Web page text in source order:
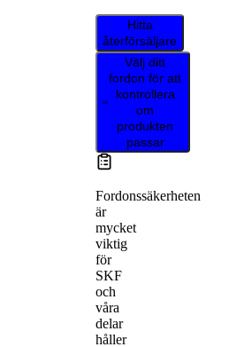
Hitta
återförsäljare
Välj ditt
fordon för att
kontrollera
om
produkten
passar
Fordonssäkerheten
är
mycket
viktig
för
SKF
och
våra
delar
håller